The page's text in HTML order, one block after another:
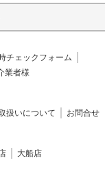
チェックフォーム
業者様
扱いについて お問合せ
大船店